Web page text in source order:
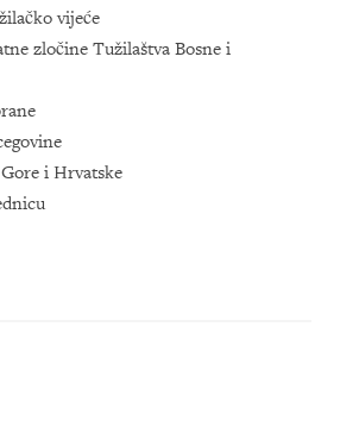
vijeće
zločine Tužilaštva Bosne i
i Hrvatske